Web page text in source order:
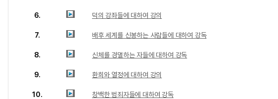
6. 덕의 강좌들에 대하여 강의
7. 배후 세계를 신봉하는 사람들에 대하여 강독
8. 신체를 경멸하는 자들에 대하여 강독
9. 환희와 열정에 대하여 강의
10. 창백한 범죄자들에 대하여 강독